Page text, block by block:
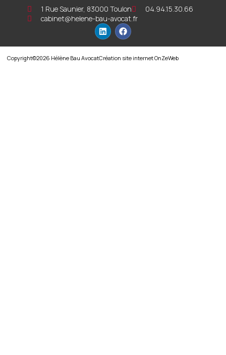
1 Rue Saunier, 83000 Toulon
04.94.15.30.66
cabinet@helene-bau-avocat.fr
Copyright©2026 Hélène Bau AvocatCréation site internet OnZeWeb